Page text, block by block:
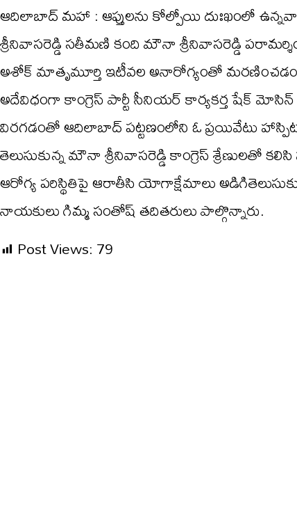
ఆదిలాబాద్ మ‌హా : ఆప్తుల‌ను కోల్పోయి దుఃఖంలో
శ్రీ‌నివాస‌రెడ్డి స‌తీమ‌ణి కంది మౌనా శ్రీ‌నివాస‌రెడ్డి
అశోక్ మాతృమూర్తి ఇటీవల అనారోగ్యంతో
అదేవిధంగా కాంగ్రెస్ పార్టీ సీనియర్ కార్యకర్త షేక్ మోసిన్
విరగడంతో ఆదిలాబాద్ పట్టణంలోని ఓ ప్ర‌యివేటు
తెలుసుకున్న మౌనా శ్రీ‌నివాస‌రెడ్డి కాంగ్రెస్ శ్రేణుల‌తో
ఆరోగ్య ప‌రిస్థితిపై ఆరాతీసి యోగాక్షేమాలు
నాయకులు గిమ్మ సంతోష్ త‌దితరులు పాల్గొన్నారు.
Post Views:79